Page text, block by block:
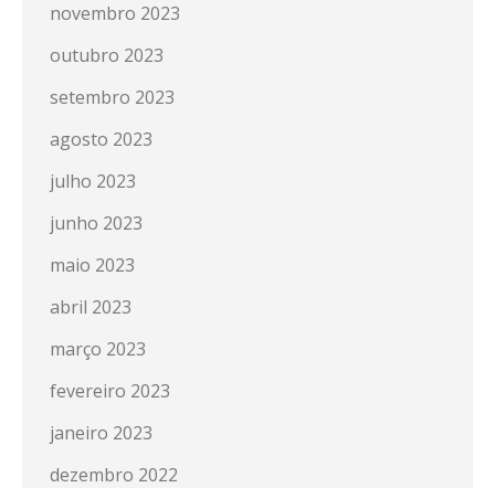
novembro 2023
outubro 2023
setembro 2023
agosto 2023
julho 2023
junho 2023
maio 2023
abril 2023
março 2023
fevereiro 2023
janeiro 2023
dezembro 2022